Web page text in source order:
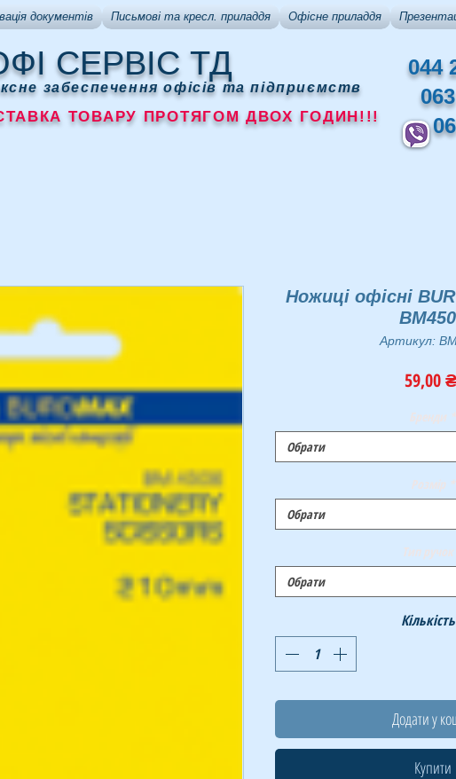
документів Письмові та кресл. приладдя Офісне приладдя
СЕРВІС ТД
забеспечення офісів та підприємств
ТОВАРУ ПРОТЯГОМ ДВОХ ГОДИН!!!
044
067
Ножиці офісні
Артикул:
59,00 ₴
Бренди *
Обрати
Розмір *
Обрати
Тип ручок
Обрати
Кількість
Додати у
Купити